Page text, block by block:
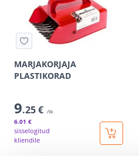
MARJAKORJAJA
PLASTIKORAD
9.25 € /tk
6.01 €
sisselogitud
kliendile